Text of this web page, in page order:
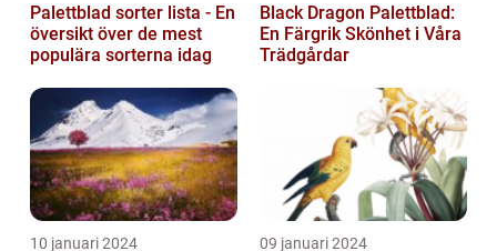
Palettblad sorter lista - En
översikt över de mest
populära sorterna idag
Black Dragon Palettblad:
En Färgrik Skönhet i Våra
Trädgårdar
10 januari 2024 09 januari 2024